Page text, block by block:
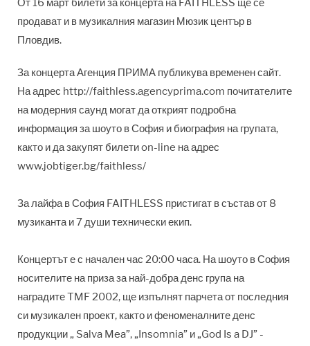
От 16 март билети за концерта на FAITHLESS ще се
продават и в музикалния магазин Мюзик център в
Пловдив.
За концерта Агенция ПРИМА публикува временен сайт.
На адрес http://faithless.agencyprima.com почитателите
на модерния саунд могат да открият подробна
информация за шоуто в София и биография на групата,
както и да закупят билети on-line на адрес
www.jobtiger.bg/faithless/
За лайфа в София FAITHLESS пристигат в състав от 8
музиканта и 7 души технически екип.
Концертът е с начален час 20:00 часа. На шоуто в София
носителите на приза за най-добра денс група на
наградите TMF 2002, ще изпълнят парчета от последния
си музикален проект, както и феноменалните денс
продукции „ Salva Mea”, „Insomnia” и „God Is a DJ” -